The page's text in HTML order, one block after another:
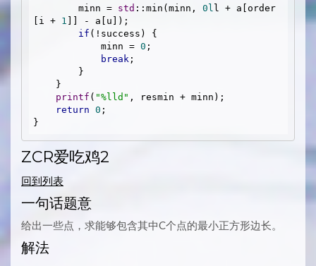
        minn =
std ::min(minn, 0l l + a[order
[i + 1 ]] - a[u]);
if (!success) {
            minn =
0 ;
break ;
printf ( "%lld" , resmin + minn);
return 0 ;
ZCR爱吃鸡2
回到列表
一句话题意
给出一些点，求能够包含其中C个点的最小正方形边长。
解法